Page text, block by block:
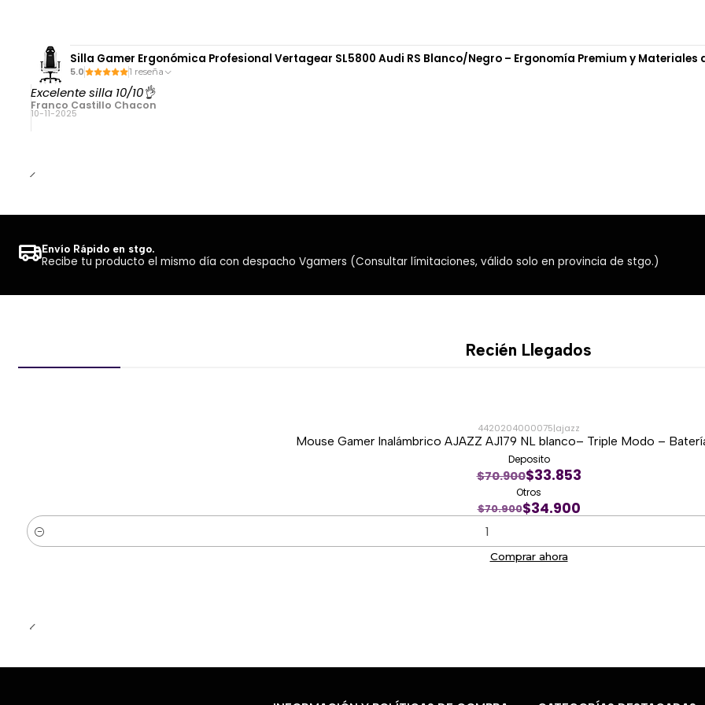
Su respuesta estable lo
transporte aéreo.
El diseño inspirado en un
Es perfecto para usuarios
El Akko Ragdoll Cat Mouse
desplazamiento ágil y una
estabilidad durante el uso.
entregando un
Silla Gamer Ergonómica Profesional Vertagear SL5800 Audi RS Blanco/Negro – Ergonomía Premium y Materiales
5.0 1 reseña
Excelente silla 10/10👌
Franco Castillo Chacon
10-11-2025
Envío Rápido en stgo.
Recibe tu producto el mismo día con despacho Vgamers (Consultar límitaciones, válido solo en provincia de stgo.)
Recién Llegados
4420204000075|ajazz
Mouse Gamer Inalámbrico AJAZZ AJ179 NL blanco– Triple Modo –
Deposito
$70.900$33.853
Otros
$70.900$34.900
Cantidad
Comprar ahora